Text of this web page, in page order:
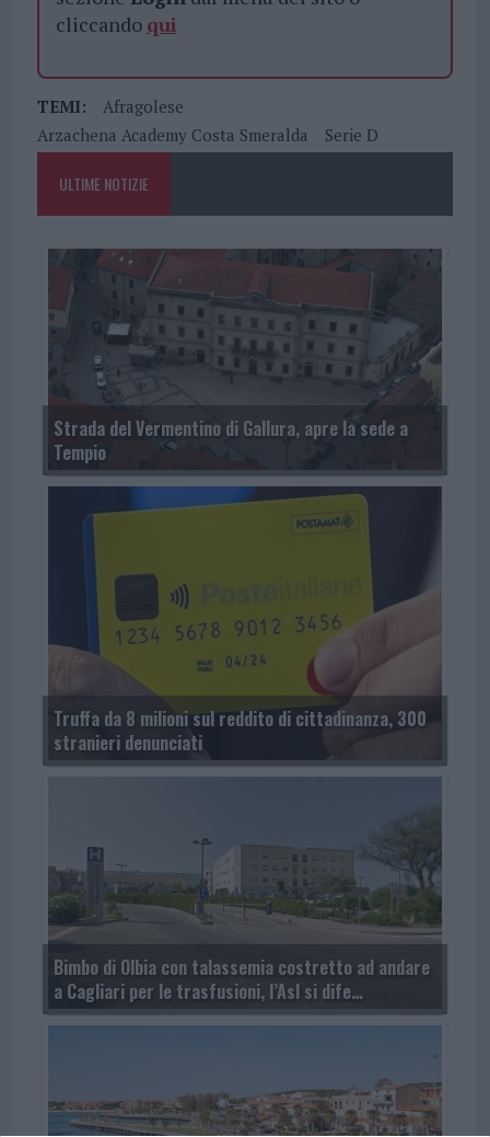
cliccando qui
TEMI:
Afragolese
Arzachena Academy Costa Smeralda
Serie D
ULTIME NOTIZIE
Strada del Vermentino di Gallura, apre la sede a
Tempio
Truffa da 8 milioni sul reddito di cittadinanza, 300
stranieri denunciati
Bimbo di Olbia con talassemia costretto ad andare
a Cagliari per le trasfusioni, l’Asl si dife…